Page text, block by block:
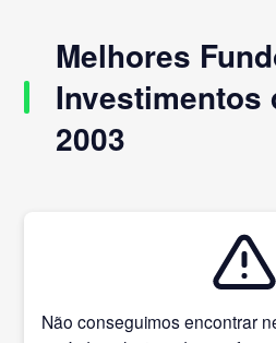
Melhores
Investimentos
2003
Não conseguimos encontrar